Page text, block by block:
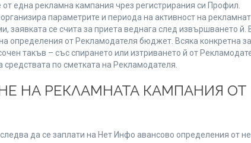
една рекламна кампания чрез регистрирания си Профил.
параметрите и периода на активност на
заявката се счита за приета веднага след извършването
определения от Рекламодателя бюджет. Всяка конкретна
такъв – със спирането или изтриването й от
по сметката на Рекламодателя.
НА РЕКЛАМНАТА КАМПАНИЯ
да се заплати на Нет Инфо авансово определения от